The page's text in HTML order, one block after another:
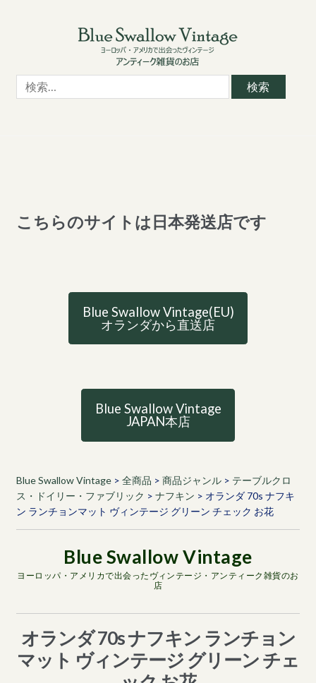
検
索:
こちらのサイトは日本発送店です
Blue Swallow Vintage(EU)
オランダから直送店
Blue Swallow Vintage
JAPAN本店
Blue Swallow Vintage> 全商品 > 商品ジャンル> テーブルクロ
ス・ドイリー・ファブリック > ナフキン > オランダ 70s ナフキ
ン ランチョンマット ヴィンテージ グリーン チェック お花
ヨーロッパ・アメリカで出会ったヴィンテージ・アンティーク雑貨のお
店
オランダ 70s ナフキン ランチョン
マット ヴィンテージ グリーン チェ